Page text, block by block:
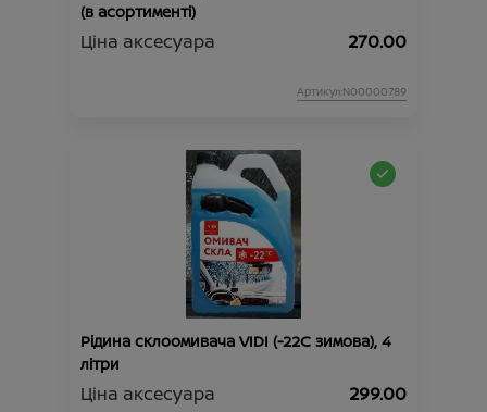
(в асортименті)
Ціна аксесуара 270.00
Артикул:N00000789
Рідина склоомивача VIDI (-22С зимова), 4
літри
Ціна аксесуара 299.00